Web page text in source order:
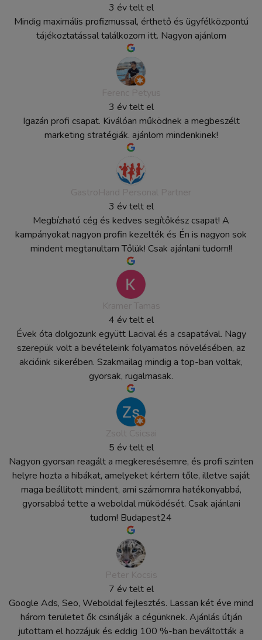
3 év telt el
Mindig maximális profizmussal, érthető és ügyfélközpontú
tájékoztatással találkozom itt. Nagyon ajánlom
3 év telt el
Igazán profi csapat. Kiválóan működnek a megbeszélt
marketing stratégiák. ajánlom mindenkinek!
3 év telt el
Megbízható cég és kedves segítőkész csapat! A
kampányokat nagyon profin kezelték és Én is nagyon sok
mindent megtanultam Tőlük! Csak ajánlani tudom!!
4 év telt el
Évek óta dolgozunk együtt Lacival és a csapatával. Nagy
szerepük volt a bevételeink folyamatos növelésében, az
akcióink sikerében. Szakmailag mindig a top-ban voltak,
gyorsak, rugalmasak.
5 év telt el
Nagyon gyorsan reagált a megkeresésemre, és profi szinten
helyre hozta a hibákat, amelyeket kértem tőle, illetve saját
maga beállitott mindent, ami számomra hatékonyabbá,
gyorsabbá tette a weboldal müködését. Csak ajánlani
tudom! Budapest24
7 év telt el
Google Ads, Seo, Weboldal fejlesztés. Lassan két éve mind
három területet ők csinálják a cégünknek. Ajánlás útján
jutottam el hozzájuk és eddig 100 %-ban beváltották a